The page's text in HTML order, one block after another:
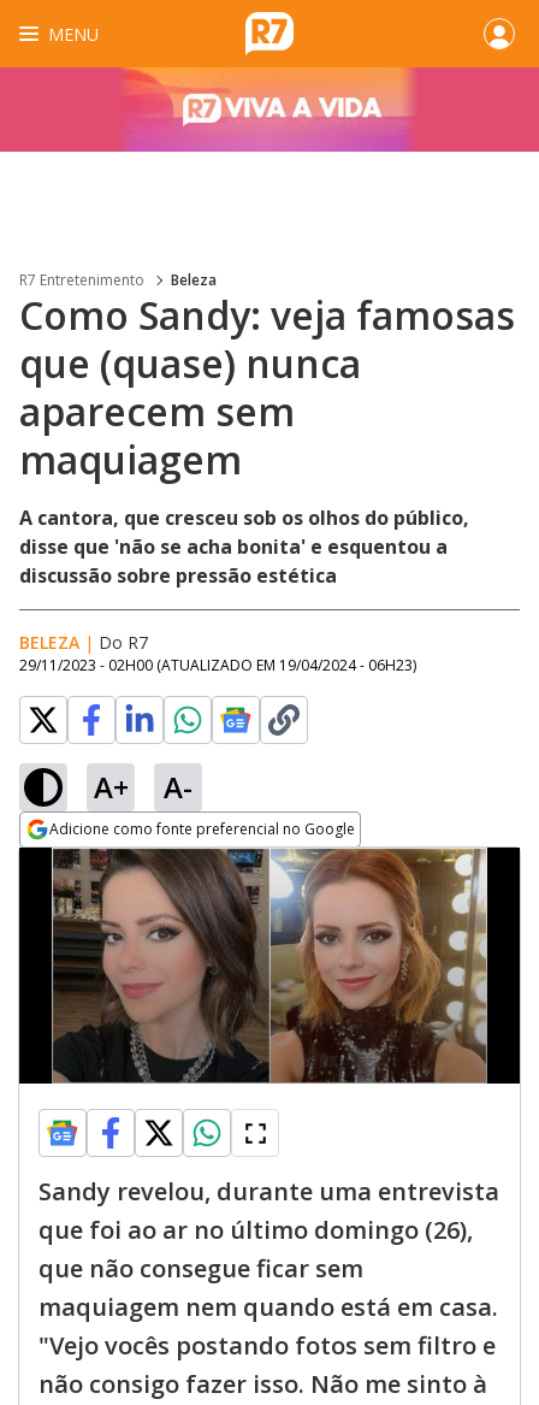
MENU
R7 Entretenimento Beleza
Como Sandy: veja famosas
que (quase) nunca
aparecem sem
maquiagem
A cantora, que cresceu sob os olhos do público,
disse que 'não se acha bonita' e esquentou a
discussão sobre pressão estética
BELEZA | Do R7
29/11/2023 - 02H00 (ATUALIZADO EM 19/04/2024 - 06H23)
A+ A-
Adicione como fonte preferencial no Google
Opens in new window
Sandy revelou, durante uma entrevista
que foi ao ar no último domingo (26),
que não consegue ficar sem
maquiagem nem quando está em casa.
"Vejo vocês postando fotos sem filtro e
não consigo fazer isso. Não me sinto à